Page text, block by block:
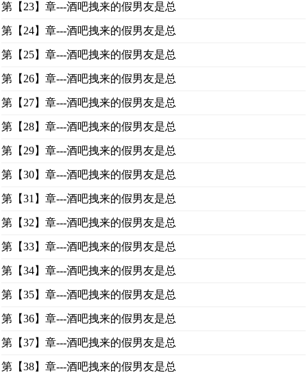
第【23】章---酒吧拽来的假男友是总
第【24】章---酒吧拽来的假男友是总
第【25】章---酒吧拽来的假男友是总
第【26】章---酒吧拽来的假男友是总
第【27】章---酒吧拽来的假男友是总
第【28】章---酒吧拽来的假男友是总
第【29】章---酒吧拽来的假男友是总
第【30】章---酒吧拽来的假男友是总
第【31】章---酒吧拽来的假男友是总
第【32】章---酒吧拽来的假男友是总
第【33】章---酒吧拽来的假男友是总
第【34】章---酒吧拽来的假男友是总
第【35】章---酒吧拽来的假男友是总
第【36】章---酒吧拽来的假男友是总
第【37】章---酒吧拽来的假男友是总
第【38】章---酒吧拽来的假男友是总